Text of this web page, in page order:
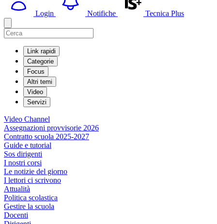
Login Notifiche Tecnica Plus
Link rapidi
Categorie
Focus
Altri temi
Video
Servizi
Video Channel
Assegnazioni provvisorie 2026
Contratto scuola 2025-2027
Guide e tutorial
Sos dirigenti
I nostri corsi
Le notizie del giorno
I lettori ci scrivono
Attualità
Politica scolastica
Gestire la scuola
Docenti